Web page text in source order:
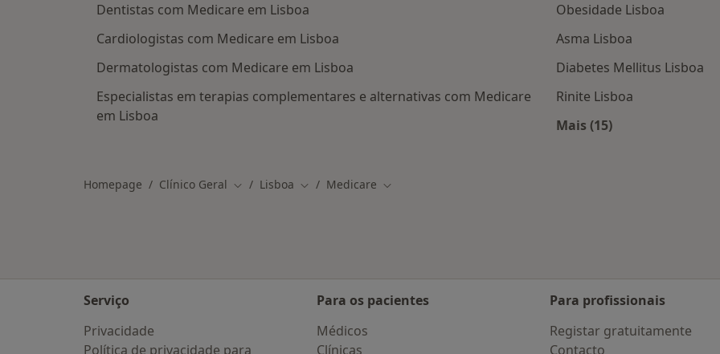
Dentistas com Medicare em Lisboa
Cardiologistas com Medicare em Lisboa
Dermatologistas com Medicare em Lisboa
Especialistas em terapias complementares e alternativas com Medicare
em Lisboa
Obesidade Lisboa
Asma Lisboa
Diabetes Mellitus Lisboa
Rinite Lisboa
Mais (15)
Homepage Clínico Geral Mudar de cidade
Lisboa Mudar de cidade
Medicare Mudar de cidade
Serviço
Privacidade
Política de privacidade para
Para os pacientes
Médicos
Clínicas
Para profissionais
Registar gratuitamente
Contacto